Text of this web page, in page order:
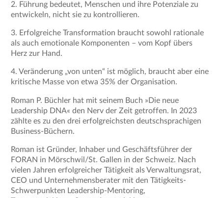
2. Führung bedeutet, Menschen und ihre Potenziale zu
entwickeln, nicht sie zu kontrollieren.
3. Erfolgreiche Transformation braucht sowohl rationale
als auch emotionale Komponenten – vom Kopf übers
Herz zur Hand.
4. Veränderung „von unten“ ist möglich, braucht aber eine
kritische Masse von etwa 35% der Organisation.
Roman P. Büchler hat mit seinem Buch »Die neue
Leadership DNA« den Nerv der Zeit getroffen. In 2023
zählte es zu den drei erfolgreichsten deutschsprachigen
Business-Büchern.
Roman ist Gründer, Inhaber und Geschäftsführer der
FORAN in Mörschwil/St. Gallen in der Schweiz. Nach
vielen Jahren erfolgreicher Tätigkeit als Verwaltungsrat,
CEO und Unternehmensberater mit den Tätigkeits-
Schwerpunkten Leadership-Mentoring,